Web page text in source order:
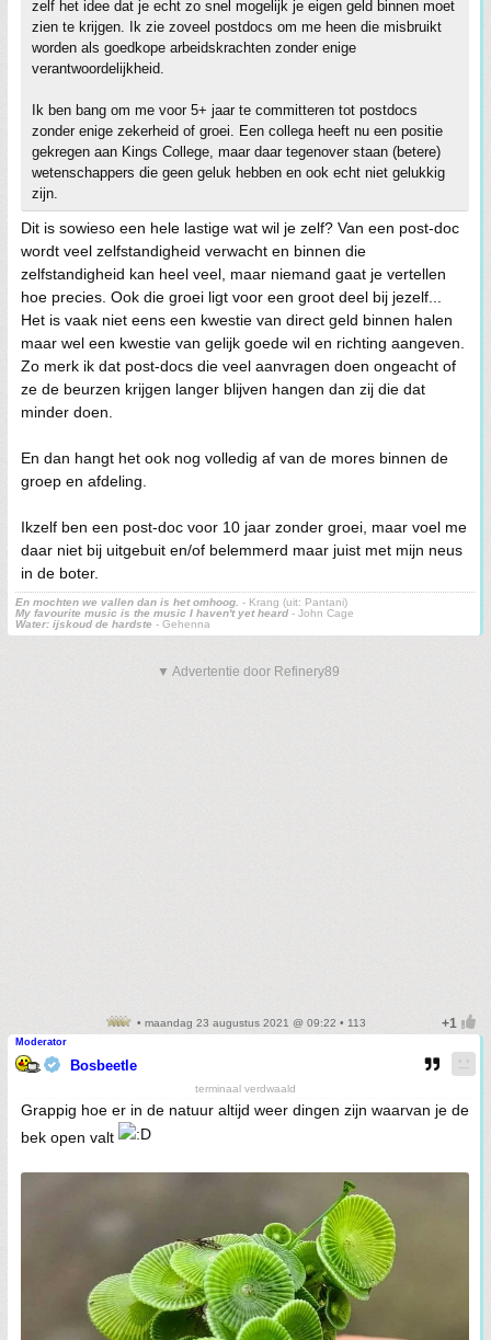
zelf het idee dat je echt zo snel mogelijk je eigen geld binnen moet
zien te krijgen. Ik zie zoveel postdocs om me heen die misbruikt
worden als goedkope arbeidskrachten zonder enige
verantwoordelijkheid.
Ik ben bang om me voor 5+ jaar te committeren tot postdocs
zonder enige zekerheid of groei. Een collega heeft nu een positie
gekregen aan Kings College, maar daar tegenover staan (betere)
wetenschappers die geen geluk hebben en ook echt niet gelukkig
zijn.
Dit is sowieso een hele lastige wat wil je zelf? Van een post-doc
wordt veel zelfstandigheid verwacht en binnen die
zelfstandigheid kan heel veel, maar niemand gaat je vertellen
hoe precies. Ook die groei ligt voor een groot deel bij jezelf...
Het is vaak niet eens een kwestie van direct geld binnen halen
maar wel een kwestie van gelijk goede wil en richting aangeven.
Zo merk ik dat post-docs die veel aanvragen doen ongeacht of
ze de beurzen krijgen langer blijven hangen dan zij die dat
minder doen.
En dan hangt het ook nog volledig af van de mores binnen de
groep en afdeling.
Ikzelf ben een post-doc voor 10 jaar zonder groei, maar voel me
daar niet bij uitgebuit en/of belemmerd maar juist met mijn neus
in de boter.
En mochten we vallen dan is het omhoog. - Krang (uit: Pantani)
My favourite music is the music I haven't yet heard - John Cage
Water: ijskoud de hardste - Gehenna
▼ Advertentie door Refinery89
• maandag 23 augustus 2021 @ 09:22 • 113
Moderator
Bosbeetle
terminaal verdwaald
Grappig hoe er in de natuur altijd weer dingen zijn waarvan je de
bek open valt